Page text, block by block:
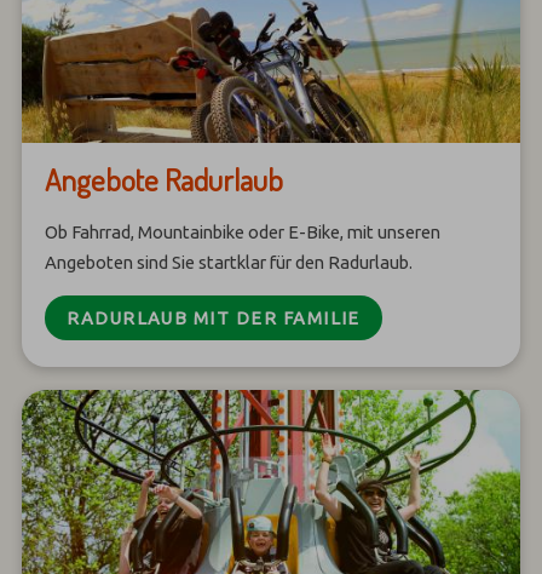
Angebote Radurlaub
Ob Fahrrad, Mountainbike oder E-Bike, mit unseren
Angeboten sind Sie startklar für den Radurlaub.
RADURLAUB MIT DER FAMILIE